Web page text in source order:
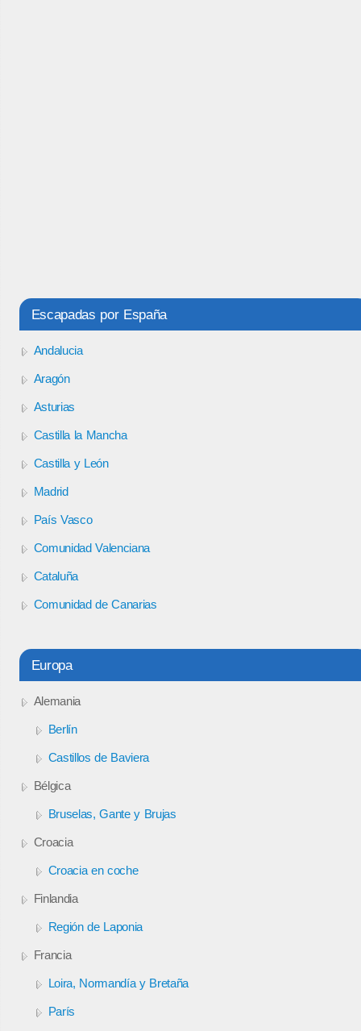
Escapadas por España
Andalucia
Aragón
Asturias
Castilla la Mancha
Castilla y León
Madrid
País Vasco
Comunidad Valenciana
Cataluña
Comunidad de Canarias
Europa
Alemania
Berlín
Castillos de Baviera
Bélgica
Bruselas, Gante y Brujas
Croacia
Croacia en coche
Finlandia
Región de Laponia
Francia
Loira, Normandía y Bretaña
París